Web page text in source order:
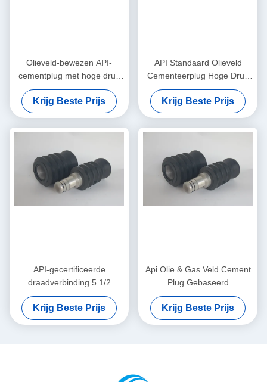
Olieveld-bewezen API-
cementplug met hoge druk
en hoge
temperatuursbestandheid
voor cementing
Krijg Beste Prijs
API Standaard Olieveld
Cementeerplug Hoge Druk
Schroefdraadverbinding &
Hoge Temperatuur
Bestendige Prestaties voor
Betrouwbare
Krijg Beste Prijs
API-gecertificeerde
draadverbinding 5 1/2
"9.17mm Onderste en
bovenste cementplug
Hoogdruk en hoge
Krijg Beste Prijs
Api Olie & Gas Veld Cement
Plug Gebaseerd
Boorspoeling of Olie
Gebaseerde Dulling Modder
& PDC Boorbaar
Krijg Beste Prijs